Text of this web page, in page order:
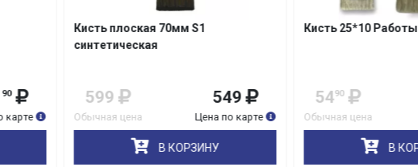
Кисть плоская 70мм S1
синтетическая
599
Обычная цена Цена по карте
В КОРЗИНУ
Кисть 25*10 Работы по дереву
54
Обычная цена Цена по карте
В КОРЗИНУ
8 800 302-02-51